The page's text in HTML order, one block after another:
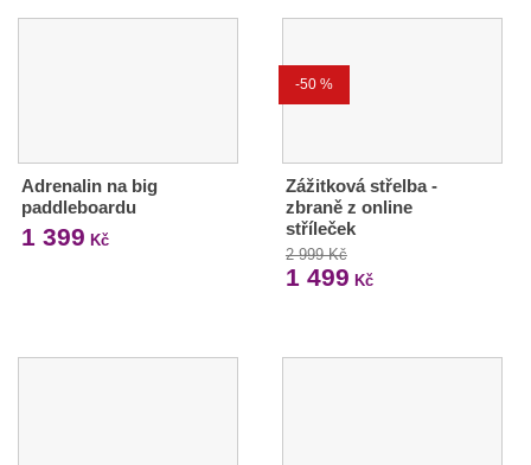
Adrenalin na big
paddleboardu
1 399 Kč
-50 %
Zážitková střelba -
zbraně z online
stříleček
2 999 Kč
1 499 Kč